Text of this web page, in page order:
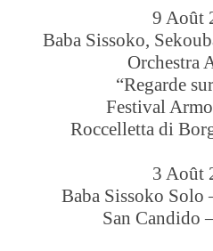
9 Août
Baba Sissoko,
Orchestra
“Regarde
Festival
Roccelletta di
3 Août
Baba Sissoko Solo
San Candido